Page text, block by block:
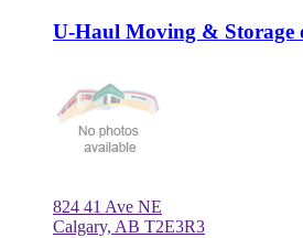
U-Haul Moving & Storage
824 41 Ave NE
Calgary, AB T2E3R3